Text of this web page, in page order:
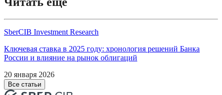
SberCIB Investment Research
Ключевая ставка в 2025 году: хронология решений Банка
России и влияние на рынок облигаций
20 января 2026
Все статьи